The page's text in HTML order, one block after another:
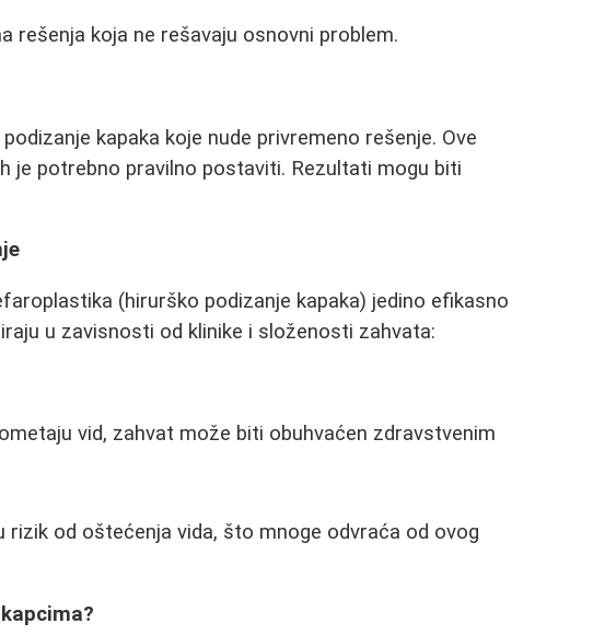
rešenja koja ne rešavaju osnovni problem.
kapaka koje nude privremeno rešenje. Ove
je potrebno pravilno postaviti. Rezultati mogu biti
(hirurško podizanje kapaka) jedino efikasno
u zavisnosti od klinike i složenosti zahvata:
vid, zahvat može biti obuhvaćen zdravstvenim
rizik od oštećenja vida, što mnoge odvraća od ovog